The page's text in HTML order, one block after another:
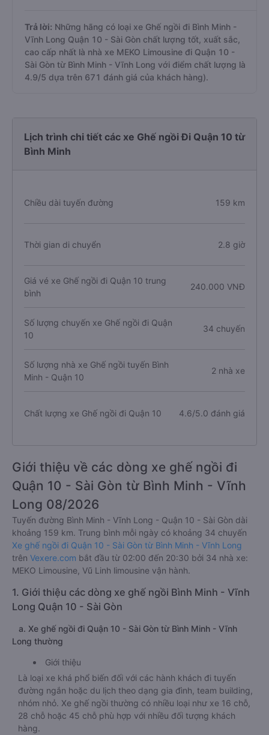
Trả lời: Những hãng có loại xe Ghế ngồi đi Bình Minh -
Vĩnh Long Quận 10 - Sài Gòn chất lượng tốt, xuất sắc,
cao cấp nhất là nhà xe MEKO Limousine đi Quận 10 -
Sài Gòn từ Bình Minh - Vĩnh Long với điểm chất lượng là
4.9/5 dựa trên 671 đánh giá của khách hàng).
Lịch trình chi tiết các xe Ghế ngồi Đi Quận 10 từ
Bình Minh
Chiều dài tuyến đường 159 km
Thời gian di chuyển 2.8 giờ
Giá vé xe Ghế ngồi đi Quận 10 trung
bình
240.000 VNĐ
Số lượng chuyến xe Ghế ngồi đi Quận
10
34 chuyến
Số lượng nhà xe Ghế ngồi tuyến Bình
Minh - Quận 10
2 nhà xe
Chất lượng xe Ghế ngồi đi Quận 10 4.6/5.0 đánh giá
Giới thiệu về các dòng xe ghế ngồi đi
Quận 10 - Sài Gòn từ Bình Minh - Vĩnh
Long 08/2026
Tuyến đường Bình Minh - Vĩnh Long - Quận 10 - Sài Gòn dài
khoảng 159 km. Trung bình mỗi ngày có khoảng 34 chuyến
Xe ghế ngồi đi Quận 10 - Sài Gòn từ Bình Minh - Vĩnh Long
trên Vexere.com bắt đầu từ 02:00 đến 20:30 bởi 34 nhà xe:
MEKO Limousine, Vũ Linh limousine vận hành.
1. Giới thiệu các dòng xe ghế ngồi Bình Minh - Vĩnh
Long Quận 10 - Sài Gòn
a. Xe ghế ngồi đi Quận 10 - Sài Gòn từ Bình Minh - Vĩnh
Long thường
Giới thiệu
Là loại xe khá phổ biến đối với các hành khách đi tuyến
đường ngắn hoặc du lịch theo dạng gia đình, team building,
nhóm nhỏ. Xe ghế ngồi thường có nhiều loại như xe 16 chỗ,
28 chỗ hoặc 45 chỗ phù hợp với nhiều đối tượng khách
hàng.